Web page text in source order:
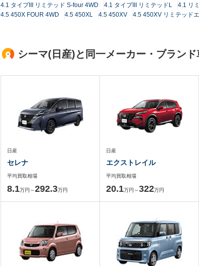
4.1 タイプIII リミテッド S-four 4WD
4.1 タイプIII リミテッドL 4.1 リ
4.5 450X FOUR 4WD
4.5 450XL 4.5 450XV 4.5 450XV リミテッド
シーマ(日産)と同一メーカー・ブラン
日産
セレナ
平均買取相場
8.1万円～292.3万円
日産
エクストレイル
平均買取相場
20.1万円～322万円